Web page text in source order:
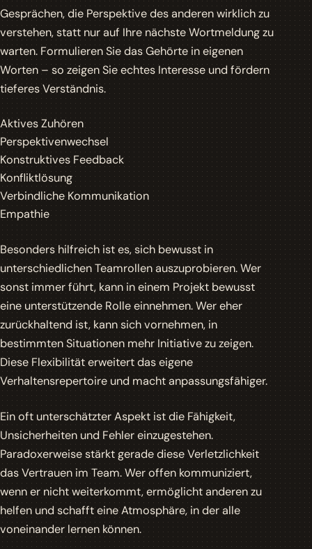
Gesprächen, die Perspektive des anderen wirklich zu
verstehen, statt nur auf Ihre nächste Wortmeldung zu
warten. Formulieren Sie das Gehörte in eigenen
Worten – so zeigen Sie echtes Interesse und fördern
tieferes Verständnis.
Aktives Zuhören
Perspektivenwechsel
Konstruktives Feedback
Konfliktlösung
Verbindliche Kommunikation
Empathie
Besonders hilfreich ist es, sich bewusst in
unterschiedlichen Teamrollen auszuprobieren. Wer
sonst immer führt, kann in einem Projekt bewusst
eine unterstützende Rolle einnehmen. Wer eher
zurückhaltend ist, kann sich vornehmen, in
bestimmten Situationen mehr Initiative zu zeigen.
Diese Flexibilität erweitert das eigene
Verhaltensrepertoire und macht anpassungsfähiger.
Ein oft unterschätzter Aspekt ist die Fähigkeit,
Unsicherheiten und Fehler einzugestehen.
Paradoxerweise stärkt gerade diese Verletzlichkeit
das Vertrauen im Team. Wer offen kommuniziert,
wenn er nicht weiterkommt, ermöglicht anderen zu
helfen und schafft eine Atmosphäre, in der alle
voneinander lernen können.